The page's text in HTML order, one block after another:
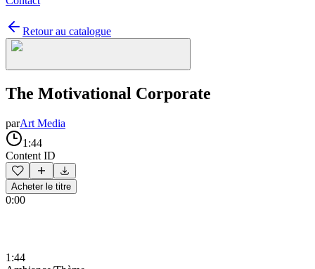
Retour au catalogue
The Motivational Corporate
parArt Media
1:44
Content ID
Acheter le titre
0:00
1:44